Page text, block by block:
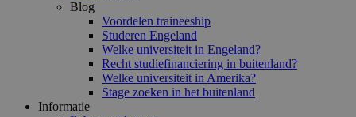
Blog
Voordelen traineeship
Studeren Engeland
Welke universiteit in Engeland?
Recht studiefinanciering in buitenland?
Welke universiteit in Amerika?
Stage zoeken in het buitenland
Informatie